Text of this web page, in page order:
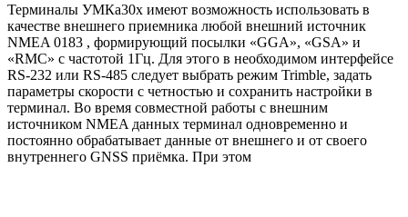
Терминалы УМКа30х имеют возможность использовать в
качестве внешнего приемника любой внешний источник
NMEA 0183 , формирующий посылки «GGA», «GSA» и
«RMC» с частотой 1Гц. Для этого в необходимом интерфейсе
RS-232 или RS-485 следует выбрать режим Trimble, задать
параметры скорости с четностью и сохранить настройки в
терминал. Во время совместной работы с внешним
источником NMEA данных терминал одновременно и
постоянно обрабатывает данные от внешнего и от своего
внутреннего GNSS приёмка. При этом